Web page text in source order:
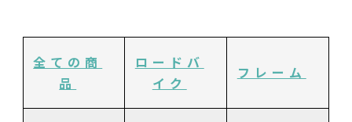
全ての商
品
ロードバ
イク
フレーム